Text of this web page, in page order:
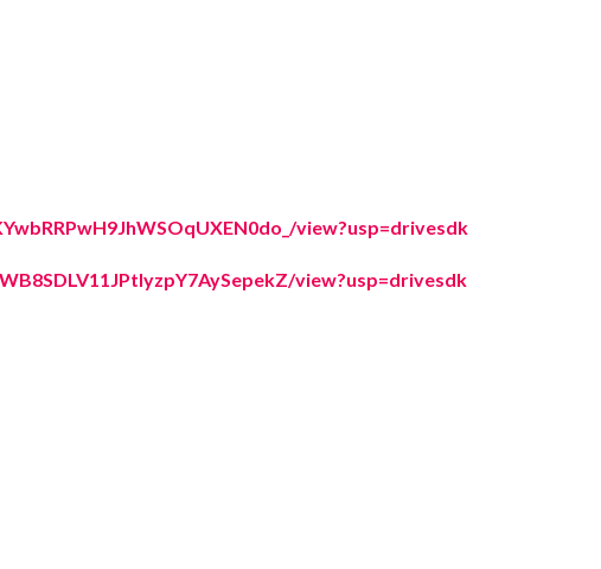
view?usp=drivesdk
view?usp=drivesdk